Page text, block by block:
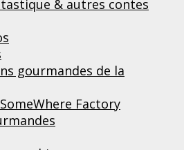
& autres contes
gourmandes de la
Factory